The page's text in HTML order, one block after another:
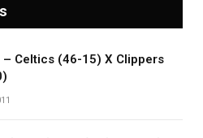
– Celtics (46-15) X Clippers